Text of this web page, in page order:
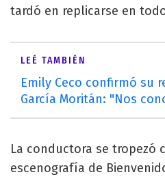
tardó en replicarse en
LEÉ TAMBIÉN
Emily Ceco confirmó su
García Moritán: "Nos
La conductora se tropezó
escenografía de